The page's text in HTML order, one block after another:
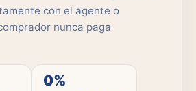
con el agente o
nunca paga
0%